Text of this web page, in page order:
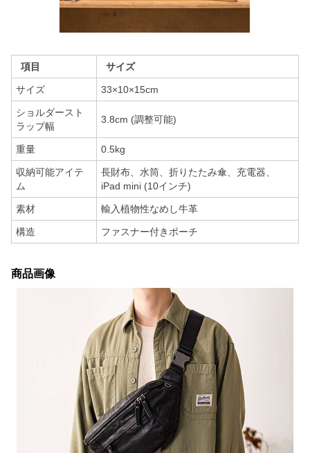
項目 サイズ
サイズ 33×10×15cm
ショルダースト
ラップ幅
3.8cm (調整可能)
重量 0.5kg
収納可能アイテ
ム
長財布、水筒、折りたたみ傘、充電器、
iPad mini (10インチ)
素材 輸入植物性なめし牛革
構造 ファスナー付きポーチ
商品画像